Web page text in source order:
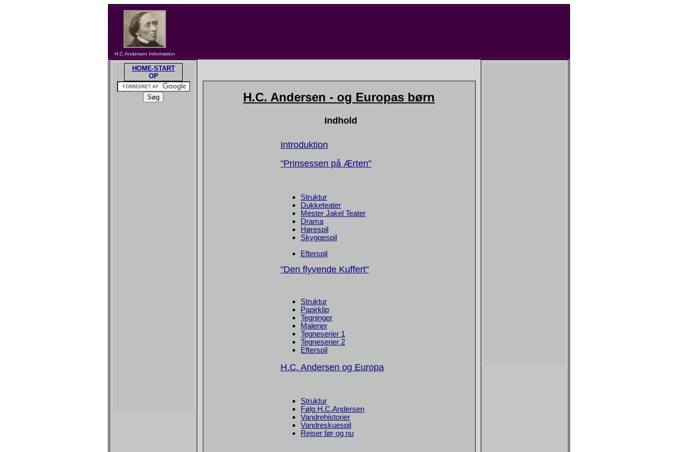
H.C.Andersen Information
HOME-START
OP
H.C. Andersen - og Europas børn
Indhold
Introduktion
"Prinsessen på Ærten"
Struktur
Dukketeater
Mester Jakel Teater
Drama
Hørespil
Skyggespil
Efterspil
"Den flyvende Kuffert"
Struktur
Papirklip
Tegninger
Malerier
Tegneserier 1
Tegneserier 2
Efterspil
H.C. Andersen og Europa
Struktur
Følg H.C.Andersen
Vandrehistorier
Vandreskuespil
Rejser før og nu